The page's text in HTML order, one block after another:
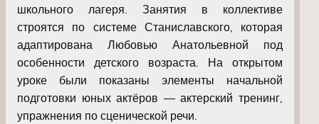
школьного лагеря. Занятия в коллективе
строятся по системе Станиславского, которая
адаптирована Любовью Анатольевной под
особенности детского возраста. На открытом
уроке были показаны элементы начальной
подготовки юных актёров — актерский тренинг,
упражнения по сценической речи.